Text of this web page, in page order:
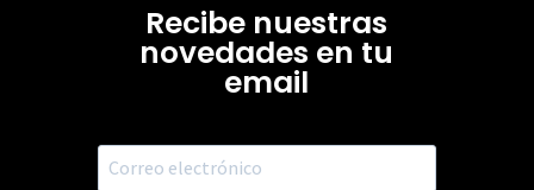
Recibe nuestras
novedades en tu
email